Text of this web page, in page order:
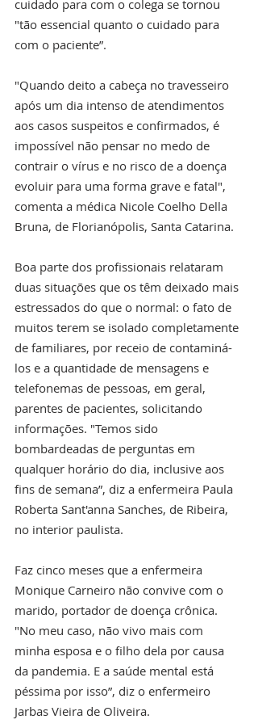
cuidado para com o colega se tornou
"tão essencial quanto o cuidado para
com o paciente”.
"Quando deito a cabeça no travesseiro
após um dia intenso de atendimentos
aos casos suspeitos e confirmados, é
impossível não pensar no medo de
contrair o vírus e no risco de a doença
evoluir para uma forma grave e fatal",
comenta a médica Nicole Coelho Della
Bruna, de Florianópolis, Santa Catarina.
Boa parte dos profissionais relataram
duas situações que os têm deixado mais
estressados do que o normal: o fato de
muitos terem se isolado completamente
de familiares, por receio de contaminá-
los e a quantidade de mensagens e
telefonemas de pessoas, em geral,
parentes de pacientes, solicitando
informações. "Temos sido
bombardeadas de perguntas em
qualquer horário do dia, inclusive aos
fins de semana”, diz a enfermeira Paula
Roberta Sant'anna Sanches, de Ribeira,
no interior paulista.
Faz cinco meses que a enfermeira
Monique Carneiro não convive com o
marido, portador de doença crônica.
"No meu caso, não vivo mais com
minha esposa e o filho dela por causa
da pandemia. E a saúde mental está
péssima por isso”, diz o enfermeiro
Jarbas Vieira de Oliveira.